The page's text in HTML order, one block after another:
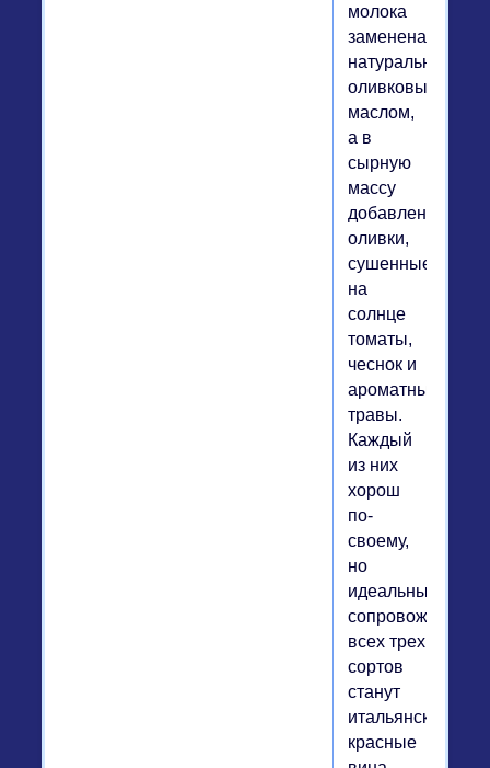
молока
заменена
натуральным
оливковым
маслом,
а в
сырную
массу
добавлены
оливки,
сушенные
на
солнце
томаты,
чеснок и
ароматные
травы.
Каждый
из них
хорош
по-
своему,
но
идеальным
сопровождением
всех трех
сортов
станут
итальянские
красные